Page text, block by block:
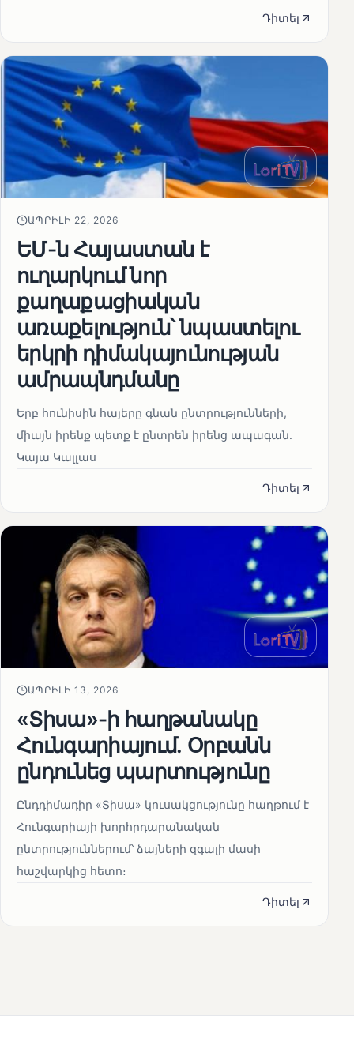
Դիտել
ԱՊՐԻԼԻ 22, 2026
ԵՄ-ն Հայաստան է
ուղարկում նոր
քաղաքացիական
առաքելություն՝ նպաստելու
երկրի դիմակայունության
ամրապնդմանը
Երբ հունիսին հայերը գնան ընտրությունների,
միայն իրենք պետք է ընտրեն իրենց ապագան.
Կայա Կալլաս
Դիտել
ԱՊՐԻԼԻ 13, 2026
«Տիսա»-ի հաղթանակը
Հունգարիայում․ Օրբանն
ընդունեց պարտությունը
Ընդդիմադիր «Տիսա» կուսակցությունը հաղթում է
Հունգարիայի խորհրդարանական
ընտրություններում՝ ձայների զգալի մասի
հաշվարկից հետո։
Դիտել